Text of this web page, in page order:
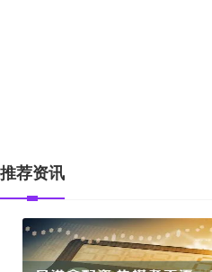
推荐资讯